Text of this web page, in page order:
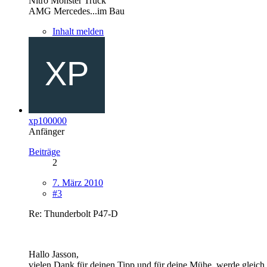
AMG Mercedes...im Bau
Inhalt melden
xp100000
Anfänger
Beiträge
2
7. März 2010
#3
Re: Thunderbolt P47-D
Hallo Jasson,
vielen Dank für deinen Tipp und für deine Mühe, werde gleich